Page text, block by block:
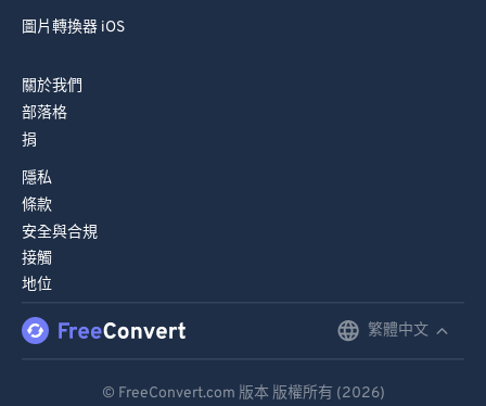
圖片轉換器 iOS
關於我們
部落格
捐
隱私
條款
安全與合規
接觸
地位
繁體中文
© FreeConvert.com 版本 版權所有 (2026)